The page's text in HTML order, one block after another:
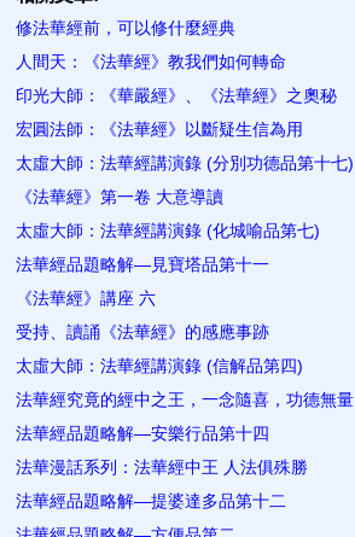
修法華經前，可以修什麼經典
人間天：《法華經》教我們如何轉命
印光大師：《華嚴經》、《法華經》之奧秘
宏圓法師：《法華經》以斷疑生信為用
太虛大師：法華經講演錄 (分別功德品第十七)
《法華經》第一卷 大意導讀
太虛大師：法華經講演錄 (化城喻品第七)
法華經品題略解—見寶塔品第十一
《法華經》講座 六
受持、讀誦《法華經》的感應事跡
太虛大師：法華經講演錄 (信解品第四)
法華經究竟的經中之王，一念隨喜，功德無量
法華經品題略解—安樂行品第十四
法華漫話系列：法華經中王 人法俱殊勝
法華經品題略解—提婆達多品第十二